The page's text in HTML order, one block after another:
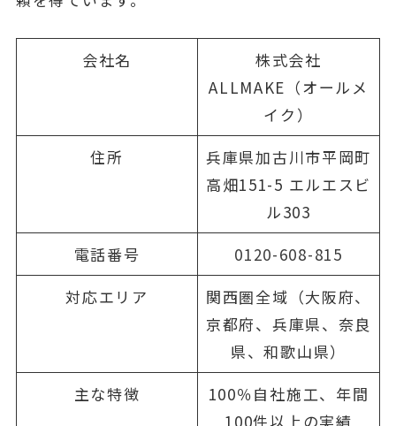
会社名
株式会社
ALLMAKE（オールメ
イク）
住所
兵庫県加古川市平岡町
高畑151-5 エルエスビ
ル303
電話番号
0120-608-815
対応エリア
関西圏全域（大阪府、
京都府、兵庫県、奈良
県、和歌山県）
主な特徴
100％自社施工、年間
100件以上の実績